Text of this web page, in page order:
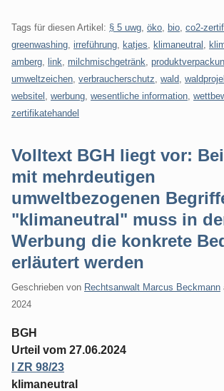
Tags für diesen Artikel: § 5 uwg öko bio co2-
greenwashing irreführung katjes klimaneutral
amberg
link milchmischgetränk
umweltzeichen verbraucherschutz wald
websitel
werbung wesentliche information
zertifikatehandel
Volltext BGH liegt vor:
mit mehrdeutigen
umweltbezogenen
"klimaneutral" muss in
Werbung die konkrete
erläutert werden
Geschrieben von Rechtsanwalt Marcus Beckmann
2024
BGH
Urteil vom 27.06.2024
I ZR 98/23
klimaneutral